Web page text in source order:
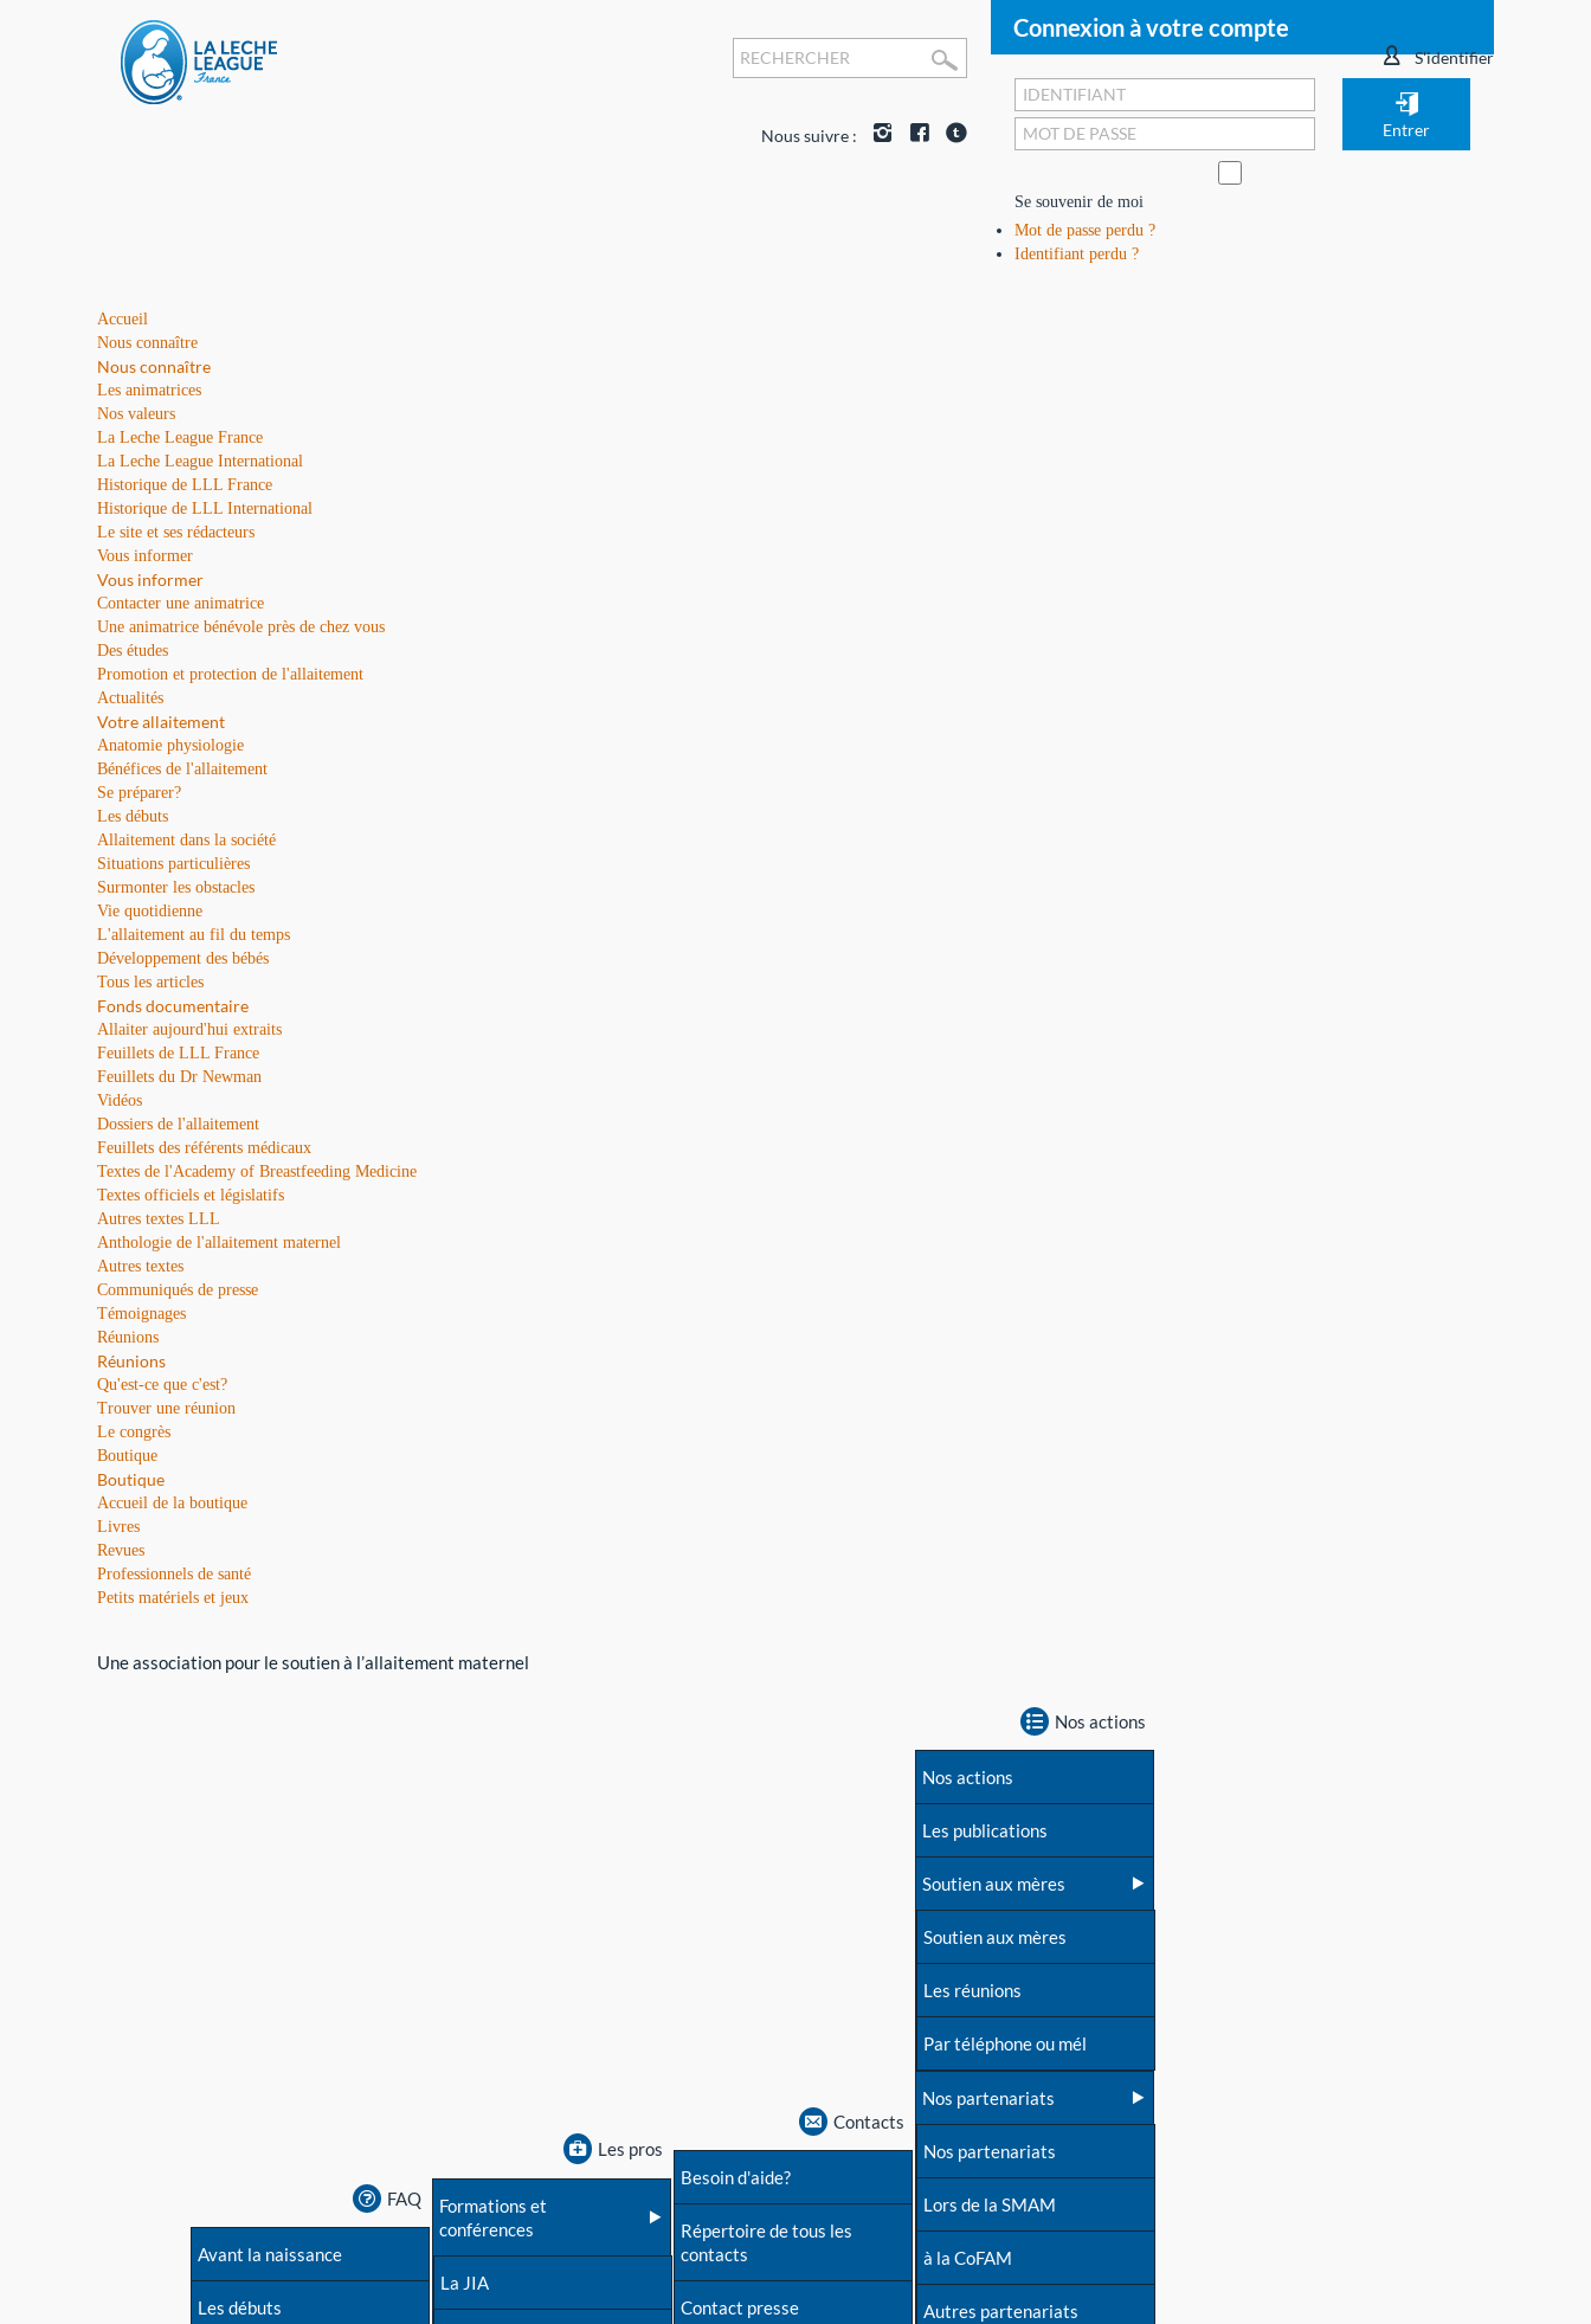
S'identifier
Connexion à votre compte
Se souvenir de moi
Mot de passe perdu ?
Identifiant perdu ?
Nous suivre :
Accueil
Nous connaître
Nous connaître
Les animatrices
Nos valeurs
La Leche League France
La Leche League International
Historique de LLL France
Historique de LLL International
Le site et ses rédacteurs
Vous informer
Vous informer
Contacter une animatrice
Une animatrice bénévole près de chez vous
Des études
Promotion et protection de l'allaitement
Actualités
Votre allaitement
Anatomie physiologie
Bénéfices de l'allaitement
Se préparer?
Les débuts
Allaitement dans la société
Situations particulières
Surmonter les obstacles
Vie quotidienne
L'allaitement au fil du temps
Développement des bébés
Tous les articles
Fonds documentaire
Allaiter aujourd'hui extraits
Feuillets de LLL France
Feuillets du Dr Newman
Vidéos
Dossiers de l'allaitement
Feuillets des référents médicaux
Textes de l'Academy of Breastfeeding Medicine
Textes officiels et législatifs
Autres textes LLL
Anthologie de l'allaitement maternel
Autres textes
Communiqués de presse
Témoignages
Réunions
Réunions
Qu'est-ce que c'est?
Trouver une réunion
Le congrès
Boutique
Boutique
Accueil de la boutique
Livres
Revues
Professionnels de santé
Petits matériels et jeux
Une association pour le soutien à l’allaitement maternel
FAQ
Avant la naissance
Les débuts
Les pros
Formations et
conférences
La JIA
Contacts
Besoin d'aide?
Répertoire de tous les
contacts
Contact presse
Nos actions
Nos actions
Les publications
Soutien aux mères
Soutien aux mères
Les réunions
Par téléphone ou mél
Nos partenariats
Nos partenariats
Lors de la SMAM
à la CoFAM
Autres partenariats